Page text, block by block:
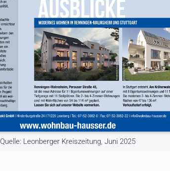
Quelle: Leonberger Kreiszeitung, Juni 2025